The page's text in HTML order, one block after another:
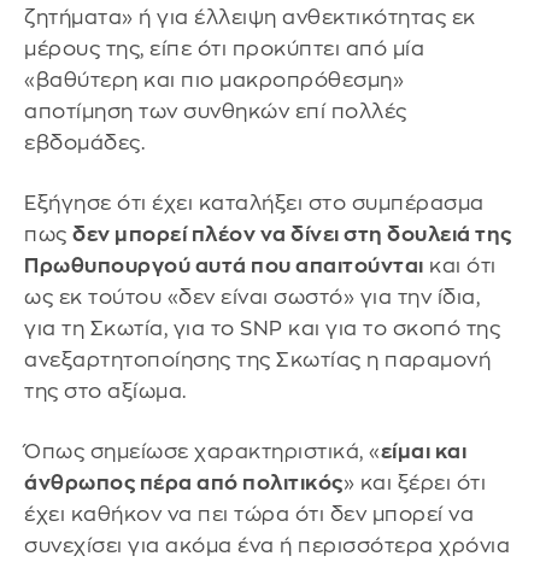
ζητήματα» ή για έλλειψη ανθεκτικότητας εκ
μέρους της, είπε ότι προκύπτει από μία
«βαθύτερη και πιο μακροπρόθεσμη»
αποτίμηση των συνθηκών επί πολλές
εβδομάδες.
Εξήγησε ότι έχει καταλήξει στο συμπέρασμα
πως δεν μπορεί πλέον να δίνει στη δουλειά της
Πρωθυπουργού αυτά που απαιτούνται και ότι
ως εκ τούτου «δεν είναι σωστό» για την ίδια,
για τη Σκωτία, για το SNP και για το σκοπό της
ανεξαρτητοποίησης της Σκωτίας η παραμονή
της στο αξίωμα.
Όπως σημείωσε χαρακτηριστικά, «είμαι και
άνθρωπος πέρα από πολιτικός» και ξέρει ότι
έχει καθήκον να πει τώρα ότι δεν μπορεί να
συνεχίσει για ακόμα ένα ή περισσότερα χρόνια